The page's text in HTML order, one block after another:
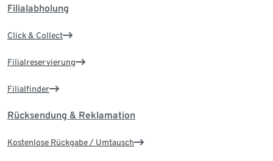
Filialabholung
Click & Collect
Filialreservierung
Filialfinder
Rücksendung & Reklamation
Kostenlose Rückgabe / Umtausch